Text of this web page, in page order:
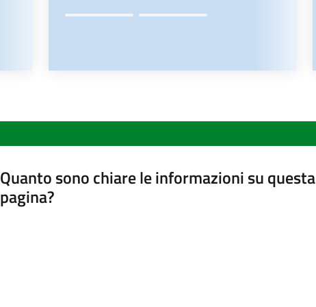
Quanto sono chiare le informazioni su questa
pagina?